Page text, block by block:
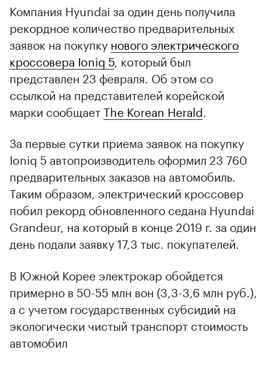
Компания Hyundai за один день получила
рекордное количество предварительных
заявок на покупку нового электрического
кроссовера Ioniq 5 , который был
представлен 23 февраля. Об этом со
ссылкой на представителей корейской
марки сообщаетThe Korean Herald
За первые сутки приема заявок на покупку
Ioniq 5 автопроизводитель оформил 23 760
предварительных заказов на автомобиль.
Таким образом, электрический кроссовер
побил рекорд обновленного седана Hyundai
Grandeur, на который в конце 2019 г. за один
день подали заявку 17,3 тыс. покупателей.
В Южной Корее электрокар обойдется
примерно в 50-55 млн вон (3,3-3,6 млн руб.),
а с учетом государственных субсидий на
экологически чистый транспорт стоимость
автомобил